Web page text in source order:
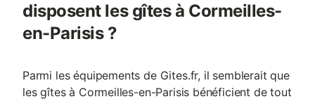
disposent les gîtes à Cormeilles-
en-Parisis ?
Parmi les équipements de Gites.fr, il semblerait que
les gîtes à Cormeilles-en-Parisis bénéficient de tout